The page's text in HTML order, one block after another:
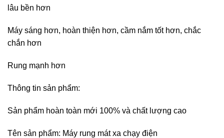
lâu bền hơn
Máy sáng hơn, hoàn thiện hơn, cầm nắm tốt hơn, chắc
chắn hơn
Rung mạnh hơn
Thông tin sản phẩm:
Sản phẩm hoàn toàn mới 100% và chất lượng cao
Tên sản phẩm: Máy rung mát xa chạy điện